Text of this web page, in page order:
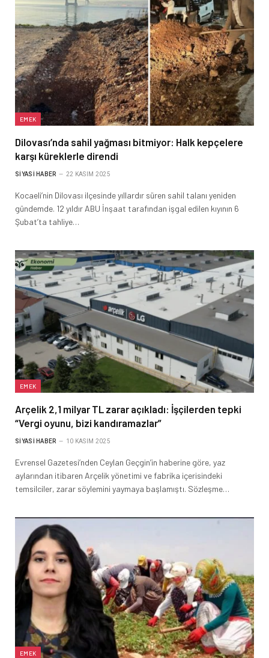
EMEK
Dilovası’nda sahil yağması bitmiyor: Halk kepçelere
karşı küreklerle direndi
SIYASI HABER 22 KASIM 2025
Kocaeli’nin Dilovası ilçesinde yıllardır süren sahil talanı yeniden
gündemde. 12 yıldır ABU İnşaat tarafından işgal edilen kıyının 6
Şubat’ta tahliye…
EMEK
Arçelik 2,1 milyar TL zarar açıkladı: İşçilerden tepki
“Vergi oyunu, bizi kandıramazlar”
SIYASI HABER 10 KASIM 2025
Evrensel Gazetesi’nden Ceylan Geçgin’in haberine göre, yaz
aylarından itibaren Arçelik yönetimi ve fabrika içerisindeki
temsilciler, zarar söylemini yaymaya başlamıştı. Sözleşme…
EMEK